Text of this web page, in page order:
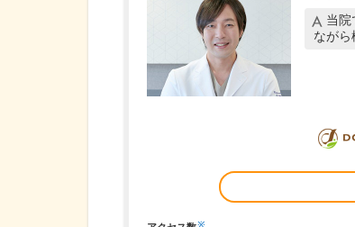
当院
ながら